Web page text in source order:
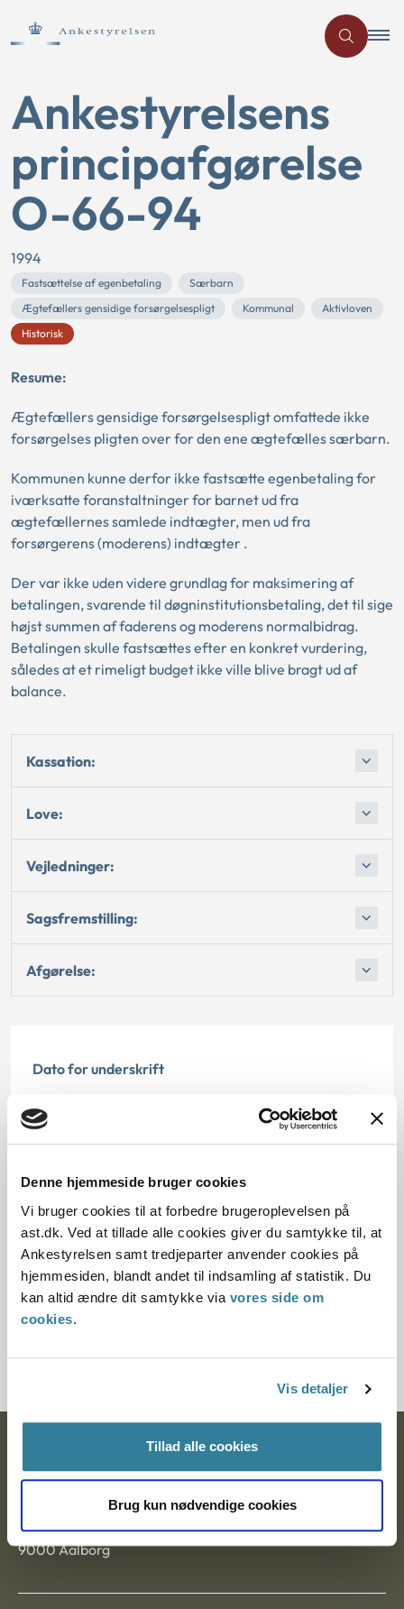
Denne hjemmeside bruger cookies
Vi bruger cookies til at forbedre brugeroplevelsen på
ast.dk. Ved at tillade alle cookies giver du samtykke til, at
Ankestyrelsen samt tredjeparter anvender cookies på
hjemmesiden, blandt andet til indsamling af statistik. Du
kan altid ændre dit samtykke via vores side om
cookies.
Vis detaljer
Tillad alle cookies
Brug kun nødvendige cookies
Ankestyrelsens
principafgørelse
O-66-94
1994
Fastsættelse af egenbetaling
Særbarn
Ægtefællers gensidige forsørgelsespligt
Kommunal
Aktivloven
Historisk
Resume:
Ægtefællers gensidige forsørgelsespligt omfattede ikke
forsørgelses pligten over for den ene ægtefælles særbarn.
Kommunen kunne derfor ikke fastsætte egenbetaling for
iværksatte foranstaltninger for barnet ud fra
ægtefællernes samlede indtægter, men ud fra
forsørgerens (moderens) indtægter .
Der var ikke uden videre grundlag for maksimering af
betalingen, svarende til døgninstitutionsbetaling, det til sige
højst summen af faderens og moderens normalbidrag.
Betalingen skulle fastsættes efter en konkret vurdering,
således at et rimeligt budget ikke ville blive bragt ud af
balance.
Kassation:
Love:
Vejledninger:
Sagsfremstilling:
Afgørelse:
Dato for underskrift
15.07.1994
Offentliggørelsesdato
12.07.2013
Paragraf
§ 33 § 6 § 46b
Journalnummer
Postadresse:
Nytorv 7, 2. sal
9000 Aalborg